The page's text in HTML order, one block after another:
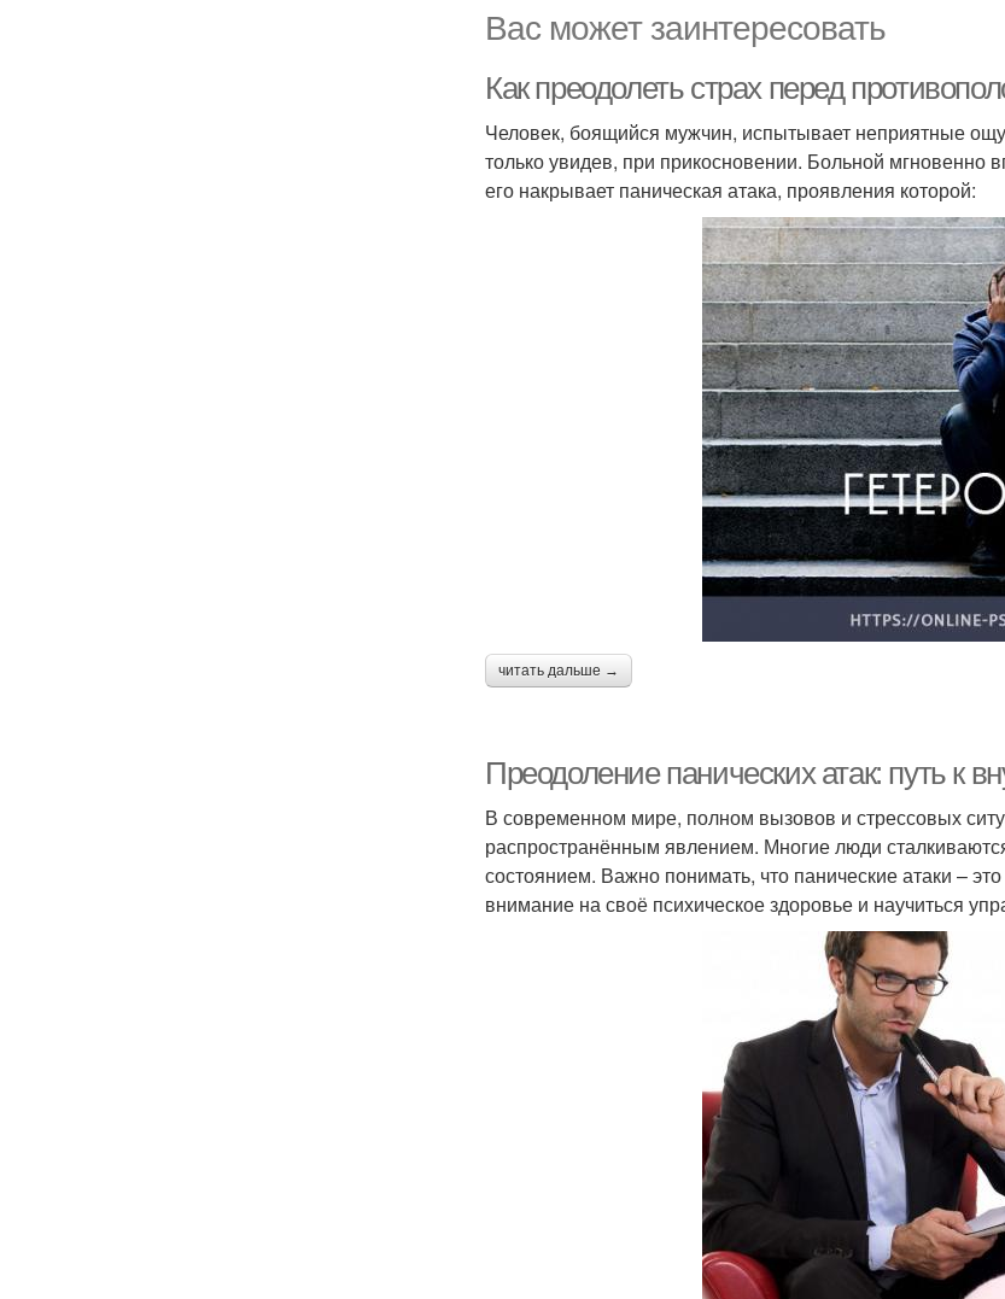
Вас может заинтересовать
Как преодолеть страх перед
Человек, боящийся мужчин, испытывает неприятные
только увидев, при прикосновении. Больной мгновенно
его накрывает паническая атака, проявления которой:
читать дальше →
Преодоление панических атак: путь к
В современном мире, полном вызовов и стрессовых
распространённым явлением. Многие люди
состоянием. Важно понимать, что панические атаки –
внимание на своё психическое здоровье и научиться